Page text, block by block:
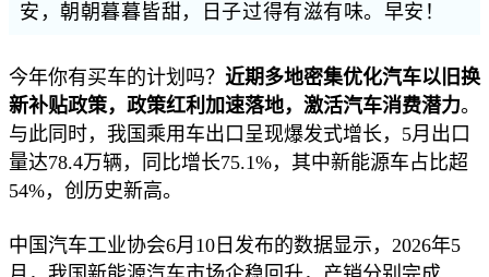
安，朝朝暮暮皆甜，日子过得有滋有味。早安！
今年你有买车的计划吗？ 近期多地密集优化汽车以旧换
新补贴政策，政策红利加速落地，激活汽车消费潜力。
与此同时，我国乘用车出口呈现爆发式增长，5月出口
量达78.4万辆，同比增长75.1%，其中新能源车占比超
54%，创历史新高。
中国汽车工业协会6月10日发布的数据显示，2026年5